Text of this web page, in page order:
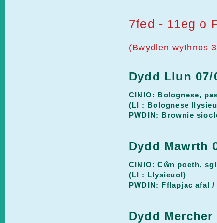
7fed - 11eg o
(Bwydlen wythnos
Dydd Llun 07/
CINIO: Bolognese,
(Ll : Bolognese
PWDIN: Brownie
Dydd Mawrth
CINIO: Cŵn poeth,
(Ll : Llysieuol)
PWDIN: Fflapjac afal
Dydd Mercher